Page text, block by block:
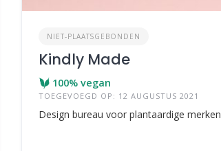
NIET-PLAATSGEBONDEN
Kindly Made
100% vegan
TOEGEVOEGD OP: 12 AUGUSTUS 2021
Design bureau voor plantaardige merken